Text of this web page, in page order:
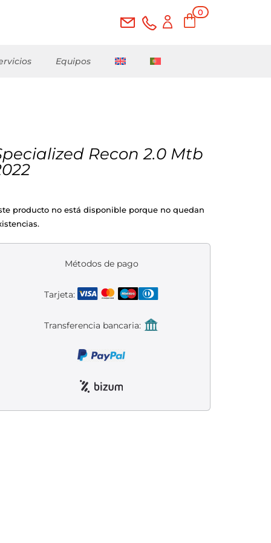
0
ele
Equipos
Recon 2.0 Mtb
producto no está disponible porque no quedan
Métodos de pago
Tarjeta:
Transferencia bancaria: